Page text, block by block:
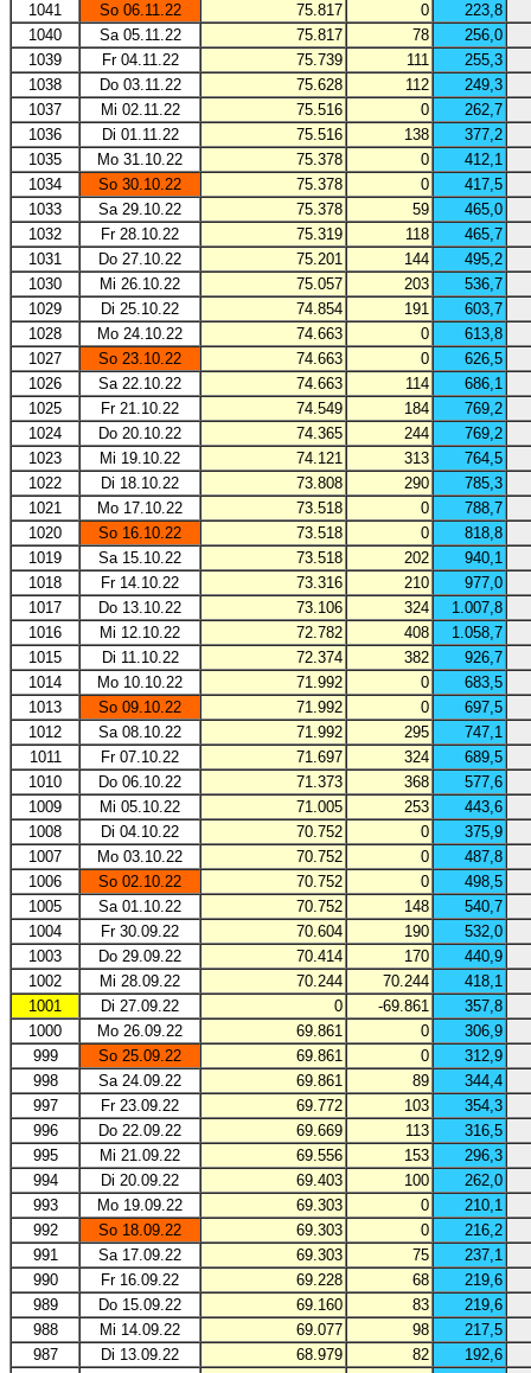
1041
So 06.11.22 75.817 0
223,8
1040
Sa 05.11.22 75.817 78
256,0
1039
Fr 04.11.22 75.739 111
255,3
1038
Do 03.11.22 75.628 112
249,3
1037
Mi 02.11.22 75.516 0
262,7
1036
Di 01.11.22 75.516 138
377,2
1035
Mo 31.10.22 75.378 0
412,1
1034
So 30.10.22 75.378 0
417,5
1033
Sa 29.10.22 75.378 59
465,0
1032
Fr 28.10.22 75.319 118
465,7
1031
Do 27.10.22 75.201 144
495,2
1030
Mi 26.10.22 75.057 203
536,7
1029
Di 25.10.22 74.854 191
603,7
1028
Mo 24.10.22 74.663 0
613,8
1027
So 23.10.22 74.663 0
626,5
1026
Sa 22.10.22 74.663 114
686,1
1025
Fr 21.10.22 74.549 184
769,2
1024
Do 20.10.22 74.365 244
769,2
1023
Mi 19.10.22 74.121 313
764,5
1022
Di 18.10.22 73.808 290
785,3
1021
Mo 17.10.22 73.518 0
788,7
1020
So 16.10.22 73.518 0
818,8
1019
Sa 15.10.22 73.518 202
940,1
1018
Fr 14.10.22 73.316 210
977,0
1017
Do 13.10.22 73.106 324
1.007,8
1016
Mi 12.10.22 72.782 408
1.058,7
1015
Di 11.10.22 72.374 382
926,7
1014
Mo 10.10.22 71.992 0
683,5
1013
So 09.10.22 71.992 0
697,5
1012
Sa 08.10.22 71.992 295
747,1
1011
Fr 07.10.22 71.697 324
689,5
1010
Do 06.10.22 71.373 368
577,6
1009
Mi 05.10.22 71.005 253
443,6
1008
Di 04.10.22 70.752 0
375,9
1007
Mo 03.10.22 70.752 0
487,8
1006
So 02.10.22 70.752 0
498,5
1005
Sa 01.10.22 70.752 148
540,7
1004
Fr 30.09.22 70.604 190
532,0
1003
Do 29.09.22 70.414 170
440,9
1002
Mi 28.09.22 70.244 70.244
418,1
1001
Di 27.09.22 0 -69.861
357,8
1000
Mo 26.09.22 69.861 0
306,9
999
So 25.09.22 69.861 0
312,9
998
Sa 24.09.22 69.861 89
344,4
997
Fr 23.09.22 69.772 103
354,3
996
Do 22.09.22 69.669 113
316,5
995
Mi 21.09.22 69.556 153
296,3
994
Di 20.09.22 69.403 100
262,0
993
Mo 19.09.22 69.303 0
210,1
992
So 18.09.22 69.303 0
216,2
991
Sa 17.09.22 69.303 75
237,1
990
Fr 16.09.22 69.228 68
219,6
989
Do 15.09.22 69.160 83
219,6
988
Mi 14.09.22 69.077 98
217,5
987
Di 13.09.22 68.979 82
192,6